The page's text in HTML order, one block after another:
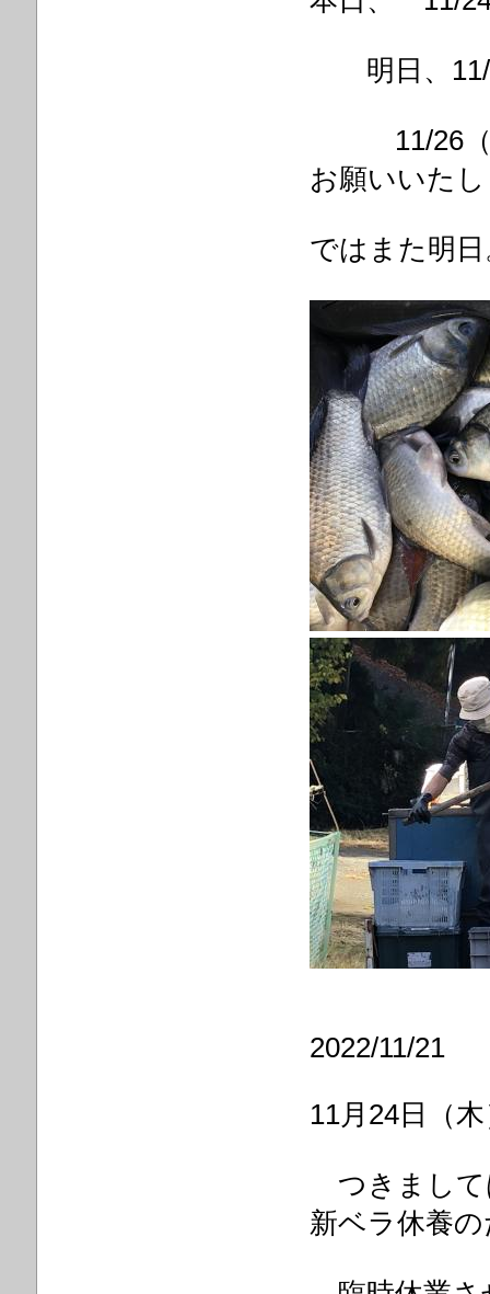
明日、11/
11/26（土
お願いいた
ではまた明日
2022/11/21
11月24日
つきまして
新ベラ休養